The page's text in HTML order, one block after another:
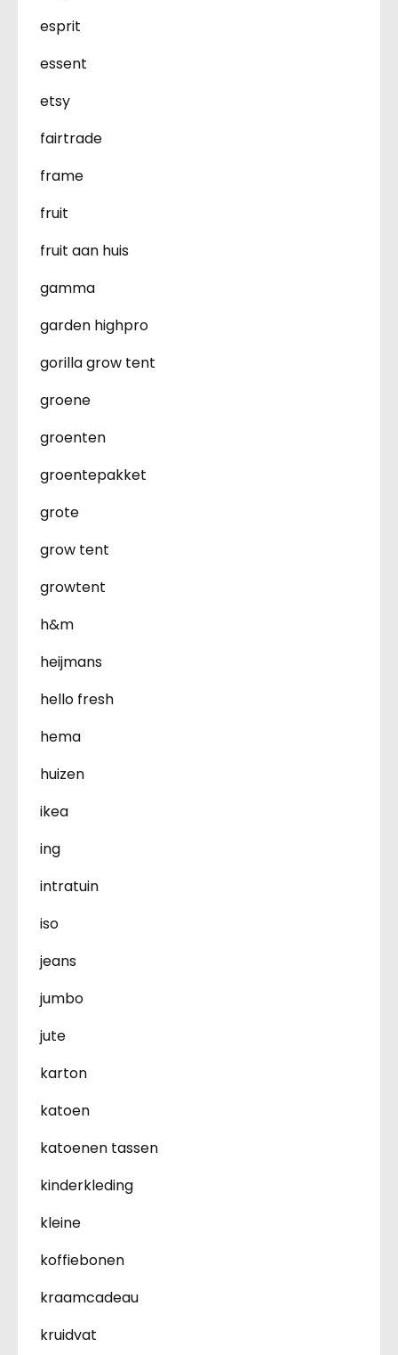
esprit
essent
etsy
fairtrade
frame
fruit
fruit aan huis
gamma
garden highpro
gorilla grow tent
groene
groenten
groentepakket
grote
grow tent
growtent
h&m
heijmans
hello fresh
hema
huizen
ikea
ing
intratuin
iso
jeans
jumbo
jute
karton
katoen
katoenen tassen
kinderkleding
kleine
koffiebonen
kraamcadeau
kruidvat